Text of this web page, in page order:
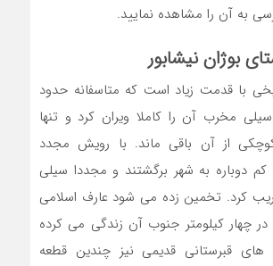
به آن را مشاهده نمایید.
بوژان نیشابور
با قدمت زیاد است که متاسفانه حدود
سیلی مخرب آن را کاملا ویران کرد و تنها
از آن باقی ماند. با رویش مجدد
دوباره به شهر برگشتند و مجددا سیلی
کرد. تخمین زده می شود عارف اسلامی
در چهار کیلومتر جنوب آن زندگی می کرده
قبرستانی قدیمی نیز چندین قطعه